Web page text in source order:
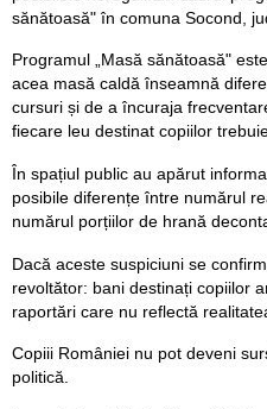
sănătoasă" în comuna Socond,
Programul „Masă sănătoasă"
acea masă caldă înseamnă
cursuri și de a încuraja
fiecare leu destinat copiilor
În spațiul public au apărut
posibile diferențe între numărul
numărul porțiilor de hrană
Dacă aceste suspiciuni se
revoltător: bani destinați copiilor
raportări care nu reflectă
Copiii României nu pot deveni
politică.